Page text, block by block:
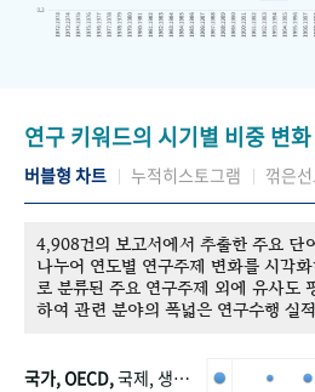
연구 키워드의 시기별 비중 변화
버블형 차트 누적히스토그램 꺾은
4,908건의 보고서에서 추출한 주요 단
나누어 연도별 연구주제 변화를 시각
로 분류된 주요 연구주제 외에 유사도
하여 관련 분야의 폭넓은 연구수행 실
국가, OECD,국제, 생산, 아시아, 태평양, 태평양지역, 참가